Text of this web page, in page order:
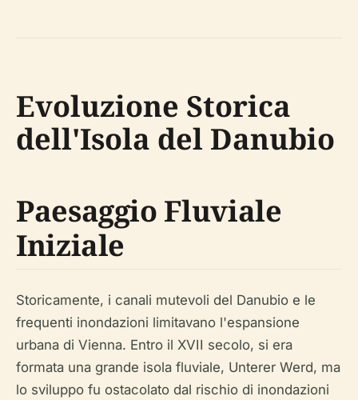
Evoluzione Storica
dell'Isola del Danubio
Paesaggio Fluviale
Iniziale
Storicamente, i canali mutevoli del Danubio e le
frequenti inondazioni limitavano l'espansione
urbana di Vienna. Entro il XVII secolo, si era
formata una grande isola fluviale, Unterer Werd, ma
lo sviluppo fu ostacolato dal rischio di inondazioni